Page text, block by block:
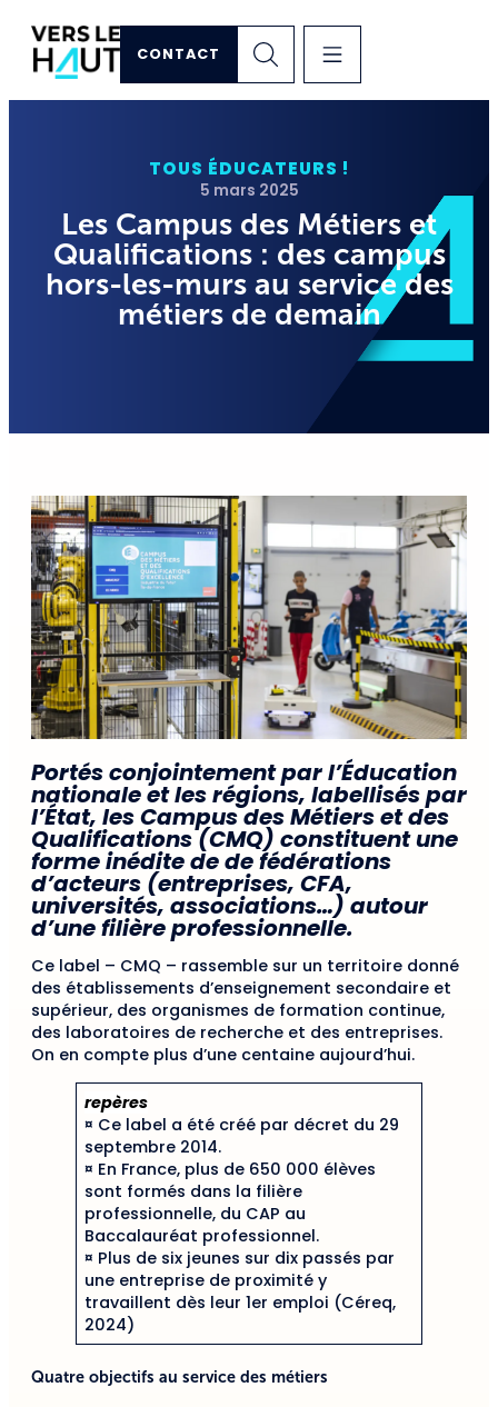
CONTACT
TOUS ÉDUCATEURS !
5 mars 2025
Les Campus des Métiers et
Qualifications : des campus
hors-les-murs au service des
métiers de demain
Portés conjointement par l’Éducation
nationale et les régions, labellisés par
l’État, les Campus des Métiers et des
Qualifications (CMQ) constituent une
forme inédite de de fédérations
d’acteurs (entreprises, CFA,
universités, associations…) autour
d’une filière professionnelle.
Ce label – CMQ – rassemble sur un territoire donné
des établissements d’enseignement secondaire et
supérieur, des organismes de formation continue,
des laboratoires de recherche et des entreprises.
On en compte plus d’une centaine aujourd’hui.
repères
¤ Ce label a été créé par décret du 29
septembre 2014.
¤ En France, plus de 650 000 élèves
sont formés dans la filière
professionnelle, du CAP au
Baccalauréat professionnel.
¤ Plus de six jeunes sur dix passés par
une entreprise de proximité y
travaillent dès leur 1er emploi (Céreq,
2024)
Quatre objectifs au service des métiers